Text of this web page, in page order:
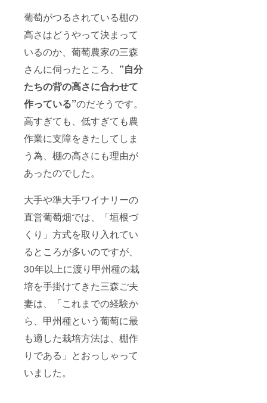
葡萄がつるされている棚の
高さはどうやって決まって
いるのか、葡萄農家の三森
さんに伺ったところ、 ”自分
たちの背の高さに合わせて
作っている”のだそうです。
高すぎても、低すぎても農
作業に支障をきたしてしま
う為、棚の高さにも理由が
あったのでした。
大手や準大手ワイナリーの
直営葡萄畑では、「垣根づ
くり」方式を取り入れてい
るところが多いのですが、
30年以上に渡り甲州種の栽
培を手掛けてきた三森ご夫
妻は、「これまでの経験か
ら、甲州種という葡萄に最
も適した栽培方法は、棚作
りである」とおっしゃって
いました。